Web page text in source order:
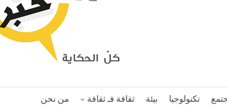
تكنولوجيا بيئة ثقافة فـ ثقافة من نحن